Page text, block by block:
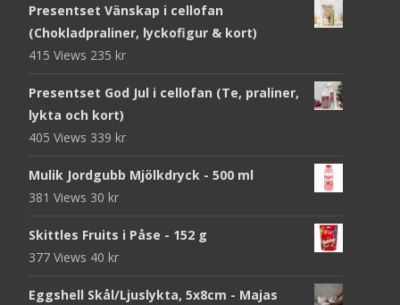
Presentset Vänskap i cellofan
(Chokladpraliner, lyckofigur & kort)
415 Views 235 kr
Presentset God Jul i cellofan (Te, praliner,
lykta och kort)
405 Views 339 kr
Mulik Jordgubb Mjölkdryck - 500 ml
381 Views 30 kr
Skittles Fruits i Påse - 152 g
377 Views 40 kr
Eggshell Skål/Ljuslykta, 5x8cm - Majas